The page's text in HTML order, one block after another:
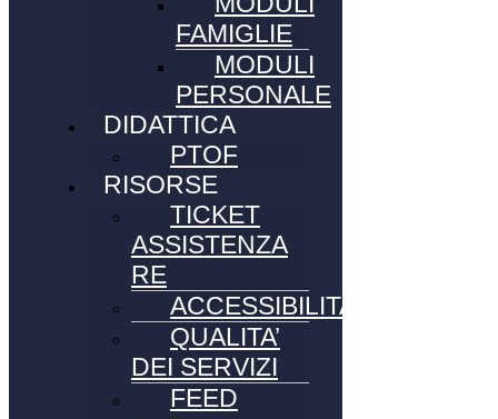
FAMIGLIE
MODULI
PERSONALE
DIDATTICA
PTOF
RISORSE
TICKET
ASSISTENZA
RE
ACCESSIBILITA’
QUALITA’
DEI SERVIZI
FEED